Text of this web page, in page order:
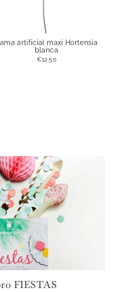
artificial maxi Hortensia
blanca
€12.50
FIESTAS